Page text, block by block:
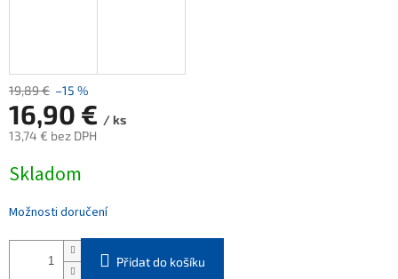
19,89 € –15 %
16,90 € / ks
13,74 € bez DPH
cena:
Skladom
Možnosti doručení
Přidat do košíku